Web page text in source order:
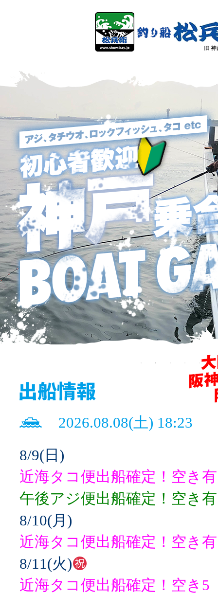
2026.08.08(土) 18:23
8/9(日)
近海タコ便出船確定！空き
午後アジ便出船確定！空き
8/10(月)
近海タコ便出船確定！空き
8/11(火)
近海タコ便出船確定！空き5